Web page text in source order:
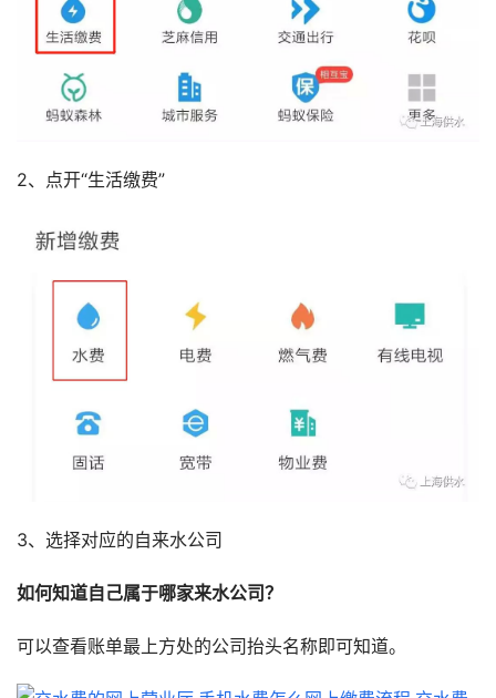
2、点开“生活缴费”
3、选择对应的自来水公司
如何知道自己属于哪家来水公司？
可以查看账单最上方处的公司抬头名称即可知道。